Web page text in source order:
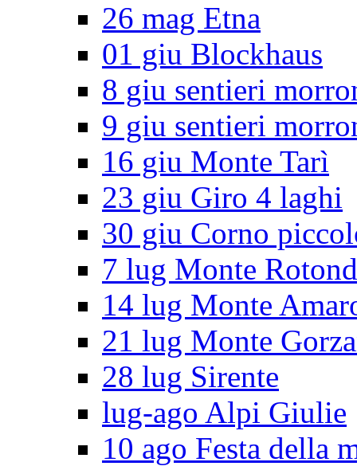
26 mag Etna
01 giu Blockhaus
8 giu sentieri
9 giu sentieri
16 giu Monte Tarì
23 giu Giro 4 laghi
30 giu Corno
7 lug Monte
14 lug Monte
21 lug Monte
28 lug Sirente
lug-ago Alpi Giulie
10 ago Festa della